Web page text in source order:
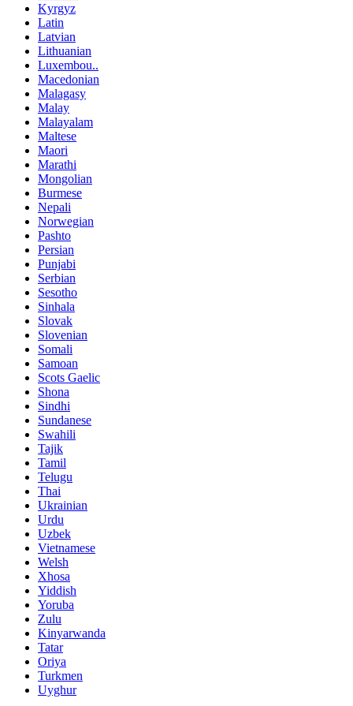
Kyrgyz
Latin
Latvian
Lithuanian
Luxembou..
Macedonian
Malagasy
Malay
Malayalam
Maltese
Maori
Marathi
Mongolian
Burmese
Nepali
Norwegian
Pashto
Persian
Punjabi
Serbian
Sesotho
Sinhala
Slovak
Slovenian
Somali
Samoan
Scots Gaelic
Shona
Sindhi
Sundanese
Swahili
Tajik
Tamil
Telugu
Thai
Ukrainian
Urdu
Uzbek
Vietnamese
Welsh
Xhosa
Yiddish
Yoruba
Zulu
Kinyarwanda
Tatar
Oriya
Turkmen
Uyghur